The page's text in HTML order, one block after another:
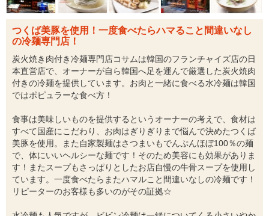
つくば美豚を使用！一度食べたらハマること間違いなし
の冷麺専門店！
炭火焼き肉付き冷麺専門店コサムは韓国のフランチャイズ店の日
本直営店で、オーナーが自ら韓国へ足を運んで厳選した炭火焼肉
付きの冷麺を提供しています。お肉と一緒に食べる水冷麺は韓国
ではポピュラーな食べ方！
食事は美味しいものを提供するというオーナーの考えで、食材は
すべて国産にこだわり、お肉はぎりぎりまで悩んで決めたつくば
美豚を使用。また自家製麺はさつまいもでんぷんほぼ100％の麺
で、体にいいヘルシーな麺です！そのため美容にも効果がありま
す！またスープもさっぱりとしたお店自慢の牛骨スープを使用し
ています。一度食べたらまたハマルこと間違いなしの冷麺です！
リピーターのお客様も多いのがその証拠☆